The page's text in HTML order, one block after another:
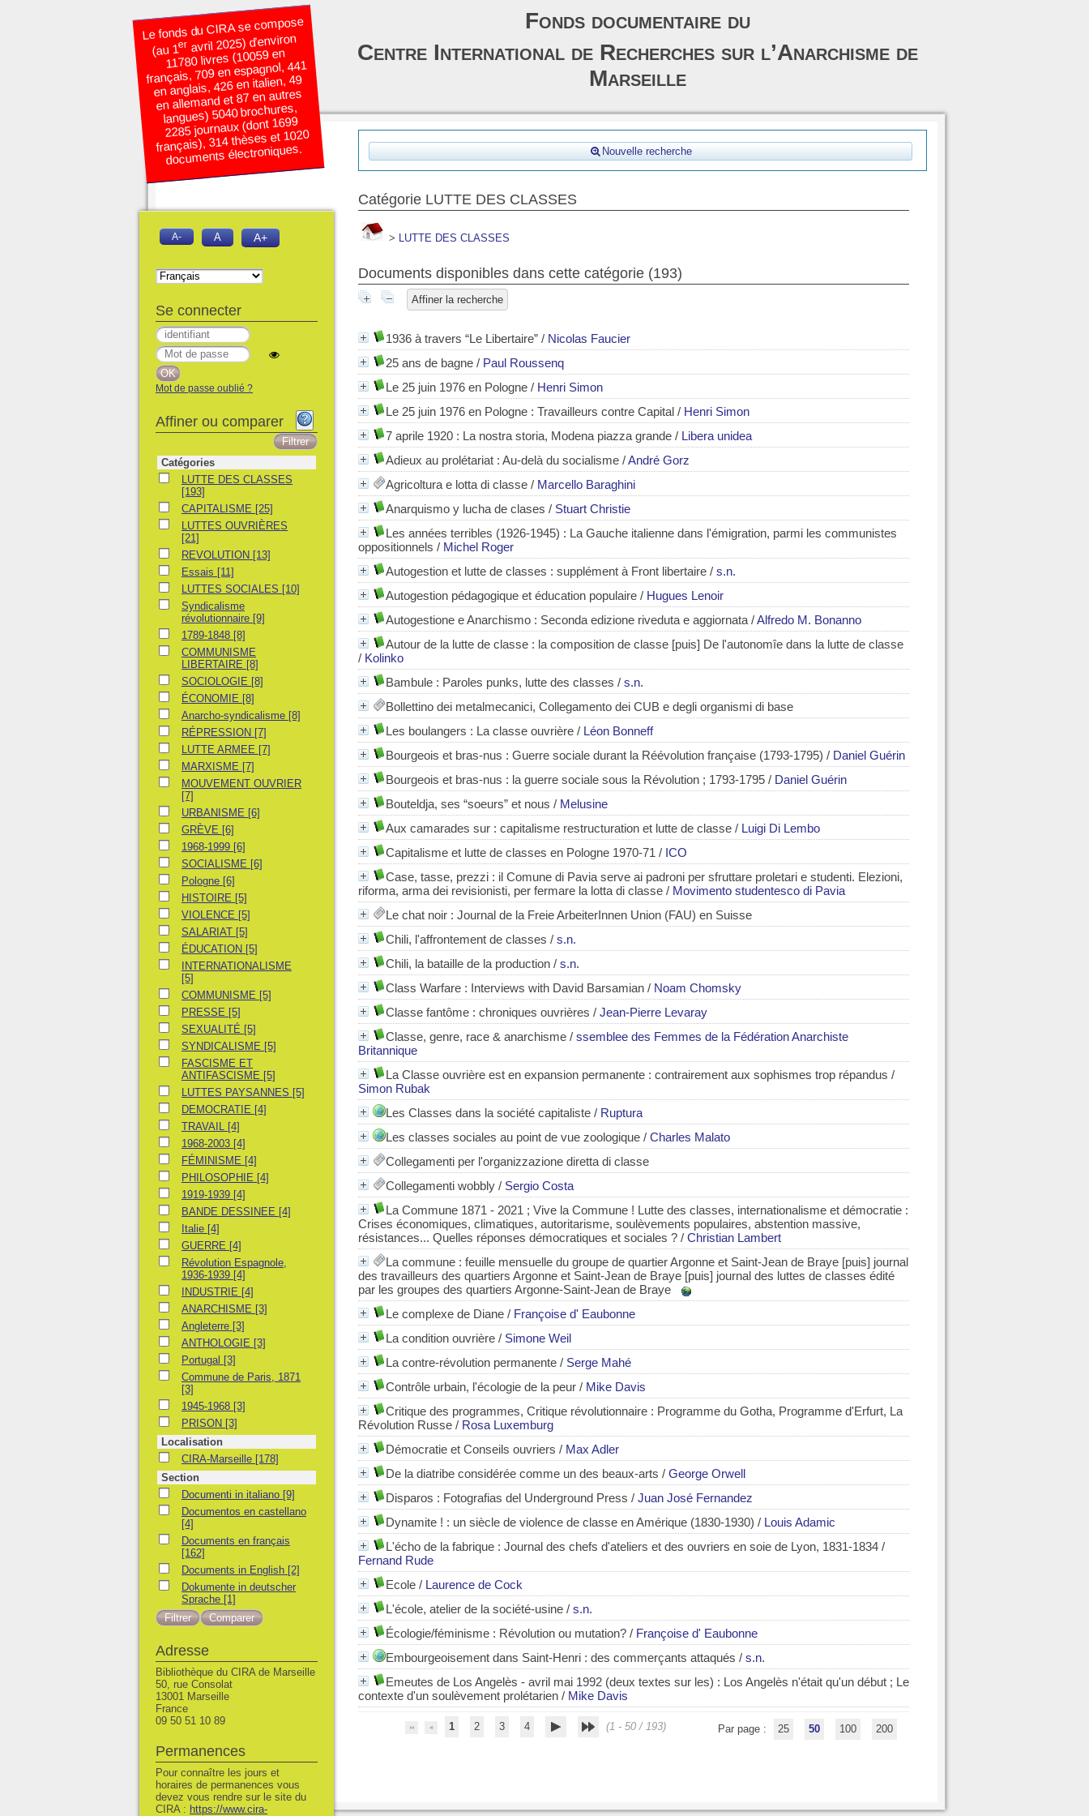
Nouvelle recherche
Catégorie LUTTE DES CLASSES
> LUTTE DES CLASSES
Documents disponibles dans cette catégorie (193)
Affiner la recherche
1936 à travers “Le Libertaire” / Nicolas Faucier
25 ans de bagne / Paul Roussenq
Le 25 juin 1976 en Pologne / Henri Simon
Le 25 juin 1976 en Pologne : Travailleurs contre Capital / Henri Simon
7 aprile 1920 : La nostra storia, Modena piazza grande / Libera unidea
Adieux au prolétariat : Au-delà du socialisme /André Gorz
Agricoltura e lotta di classe / Marcello Baraghini
Anarquismo y lucha de clases / Stuart Christie
Les années terribles (1926-1945) : La Gauche italienne dans l'émigration, parmi les communistes
oppositionnels / Michel Roger
Autogestion et lutte de classes : supplément à Front libertaire / s.n.
Autogestion pédagogique et éducation populaire / Hugues Lenoir
Autogestione e Anarchismo : Seconda edizione riveduta e aggiornata /Alfredo M. Bonanno
Autour de la lutte de classe : la composition de classe [puis] De l'autonomîe dans la lutte de classe
/ Kolinko
Bambule : Paroles punks, lutte des classes / s.n.
Bollettino dei metalmecanici, Collegamento dei CUB e degli organismi di base
Les boulangers : La classe ouvrière / Léon Bonneff
Bourgeois et bras-nus : Guerre sociale durant la Réévolution française (1793-1795) / Daniel Guérin
Bourgeois et bras-nus : la guerre sociale sous la Révolution ; 1793-1795 / Daniel Guérin
Bouteldja, ses “soeurs” et nous / Melusine
Aux camarades sur : capitalisme restructuration et lutte de classe / Luigi Di Lembo
Capitalisme et lutte de classes en Pologne 1970-71 / ICO
Case, tasse, prezzi : il Comune di Pavia serve ai padroni per sfruttare proletari e studenti. Elezioni,
riforma, arma dei revisionisti, per fermare la lotta di classe / Movimento studentesco di Pavia
Le chat noir : Journal de la Freie ArbeiterInnen Union (FAU) en Suisse
Chili, l'affrontement de classes / s.n.
Chili, la bataille de la production / s.n.
Class Warfare : Interviews with David Barsamian / Noam Chomsky
Classe fantôme : chroniques ouvrières / Jean-Pierre Levaray
Classe, genre, race & anarchisme / ssemblee des Femmes de la Fédération Anarchiste
Britannique
La Classe ouvrière est en expansion permanente : contrairement aux sophismes trop répandus /
Simon Rubak
Les Classes dans la société capitaliste / Ruptura
Les classes sociales au point de vue zoologique / Charles Malato
Collegamenti per l'organizzazione diretta di classe
Collegamenti wobbly / Sergio Costa
La Commune 1871 - 2021 ; Vive la Commune ! Lutte des classes, internationalisme et démocratie :
Crises économiques, climatiques, autoritarisme, soulèvements populaires, abstention massive,
résistances... Quelles réponses démocratiques et sociales ? / Christian Lambert
La commune : feuille mensuelle du groupe de quartier Argonne et Saint-Jean de Braye [puis] journal
des travailleurs des quartiers Argonne et Saint-Jean de Braye [puis] journal des luttes de classes édité
par les groupes des quartiers Argonne-Saint-Jean de Braye
Le complexe de Diane / Françoise d' Eaubonne
La condition ouvrière / Simone Weil
La contre-révolution permanente / Serge Mahé
Contrôle urbain, l'écologie de la peur / Mike Davis
Critique des programmes, Critique révolutionnaire : Programme du Gotha, Programme d'Erfurt, La
Révolution Russe / Rosa Luxemburg
Démocratie et Conseils ouvriers / Max Adler
De la diatribe considérée comme un des beaux-arts / George Orwell
Disparos : Fotografias del Underground Press / Juan José Fernandez
Dynamite ! : un siècle de violence de classe en Amérique (1830-1930) / Louis Adamic
L'écho de la fabrique : Journal des chefs d'ateliers et des ouvriers en soie de Lyon, 1831-1834 /
Fernand Rude
Ecole / Laurence de Cock
L'école, atelier de la société-usine / s.n.
Écologie/féminisme : Révolution ou mutation? / Françoise d' Eaubonne
Embourgeoisement dans Saint-Henri : des commerçants attaqués / s.n.
Emeutes de Los Angelès - avril mai 1992 (deux textes sur les) : Los Angelès n'était qu'un début ; Le
contexte d'un soulèvement prolétarien / Mike Davis
1 2 3 4 (1 - 50 / 193) Par page : 25 50 100 200
Le fonds du CIRA se compose
(au 1eravril 2025) d’environ
11780 livres (10059 en
français, 709 en espagnol, 441
en anglais, 426 en italien, 49
en allemand et 87 en autres
langues) 5040 brochures,
2285 journaux (dont 1699
français), 314 thèses et 1020
documents électroniques.
Fonds documentaire du
Centre International de Recherches sur l’Anarchisme de
Marseille
A- A A+
Se connecter
Mot de passe oublié ?
Affiner ou comparer
Catégories
LUTTE DES CLASSES
LUTTE DES CLASSES
[193]
CAPITALISME
CAPITALISME [25]
LUTTES OUVRIÈRES
LUTTES OUVRIÈRES
[21]
REVOLUTION
REVOLUTION [13]
EssaisEssais [11]
LUTTES SOCIALES
LUTTES SOCIALES [10]
Syndicalisme révolutionnaire
Syndicalisme
révolutionnaire [9]
1789-18481789-1848 [8]
COMMUNISME LIBERTAIRE
COMMUNISME
LIBERTAIRE [8]
SOCIOLOGIE
SOCIOLOGIE [8]
ÉCONOMIE
ÉCONOMIE [8]
Anarcho-syndicalisme
Anarcho-syndicalisme [8]
RÉPRESSION
RÉPRESSION [7]
LUTTE ARMEE
LUTTE ARMEE [7]
MARXISME
MARXISME [7]
MOUVEMENT OUVRIER
MOUVEMENT OUVRIER
[7]
URBANISME
URBANISME [6]
GRÈVEGRÈVE [6]
1968-19991968-1999 [6]
SOCIALISME
SOCIALISME [6]
PolognePologne [6]
HISTOIRE
HISTOIRE [5]
VIOLENCE
VIOLENCE [5]
SALARIAT
SALARIAT [5]
ÉDUCATION
ÉDUCATION [5]
INTERNATIONALISME
INTERNATIONALISME
[5]
COMMUNISME
COMMUNISME [5]
PRESSEPRESSE [5]
SEXUALITÉ
SEXUALITÉ [5]
SYNDICALISME
SYNDICALISME [5]
FASCISME ET ANTIFASCISME
FASCISME ET
ANTIFASCISME [5]
LUTTES PAYSANNES
LUTTES PAYSANNES [5]
DEMOCRATIE
DEMOCRATIE [4]
TRAVAILTRAVAIL [4]
1968-20031968-2003 [4]
FÉMINISME
FÉMINISME [4]
PHILOSOPHIE
PHILOSOPHIE [4]
1919-19391919-1939 [4]
BANDE DESSINEE
BANDE DESSINEE [4]
Italie
Italie [4]
GUERREGUERRE [4]
Révolution Espagnole, 1936-1939
Révolution Espagnole,
1936-1939 [4]
INDUSTRIE
INDUSTRIE [4]
ANARCHISME
ANARCHISME [3]
AngleterreAngleterre [3]
ANTHOLOGIE
ANTHOLOGIE [3]
PortugalPortugal [3]
Commune de Paris, 1871
Commune de Paris, 1871
[3]
1945-19681945-1968 [3]
PRISONPRISON [3]
Localisation
CIRA-Marseille
CIRA-Marseille [178]
Section
Documenti in italiano
Documenti in italiano [9]
Documentos en castellano
Documentos en castellano
[4]
Documents en français
Documents en français
[162]
Documents in English
Documents in English [2]
Dokumente in deutscher Sprache
Dokumente in deutscher
Sprache [1]
Adresse
Bibliothèque du CIRA de Marseille
50, rue Consolat
13001 Marseille
France
09 50 51 10 89
Permanences
Pour connaître les jours et
horaires de permanences vous
devez vous rendre sur le site du
CIRA : https://www.cira-